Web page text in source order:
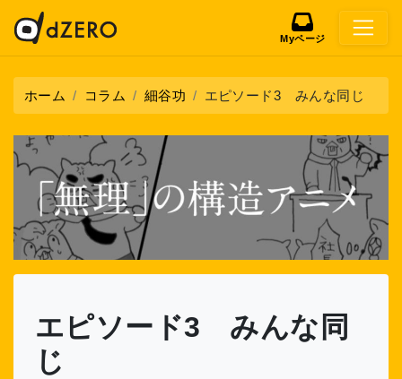
Myページ
ホーム コラム 細谷功 エピソード3 みんな同じ
エピソード3 みんな同
じ